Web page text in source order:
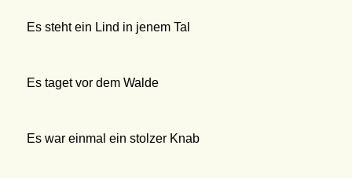
Es steht ein Lind in jenem Tal
Es taget vor dem Walde
Es war einmal ein stolzer Knab